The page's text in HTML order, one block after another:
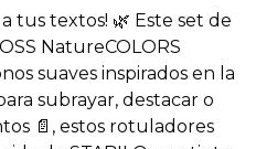
tus textos! 🌿 Este set de
NatureCOLORS
suaves inspirados en la
subrayar, destacar o
📄, estos rotuladores